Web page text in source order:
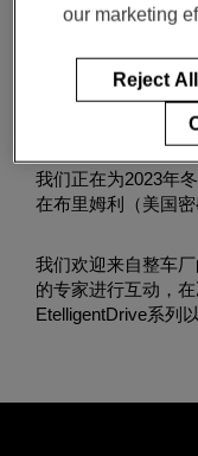
活动将由麦格纳
我们正在为2023年
在布里姆利（美国
我们欢迎来自整车
的专家进行互动，
EtelligentDrive系列
our marketing
Reject All